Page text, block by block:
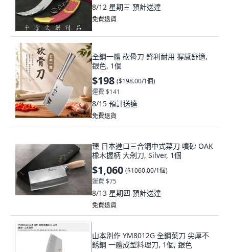
8/12 星期三 預計送達
免費退貨
全鋼一體 砍骨刀 鋒利耐用 握感舒適,
銀色, 1個
$198 ($198.00/1個)
運費 $141
8/15 預計送達
免費退貨
臻 日本進口三合鋼中式菜刀 噴砂 OAK
橡木握柄 大剁刀, Silver, 1個
$1,060 ($1060.00/1個)
運費 $75
8/13 星期四 預計送達
免費退貨
山本別作 YM8012G 全鋼菜刀 尖厚不
銹鋼 一體成型料理刀, 1個, 銀色